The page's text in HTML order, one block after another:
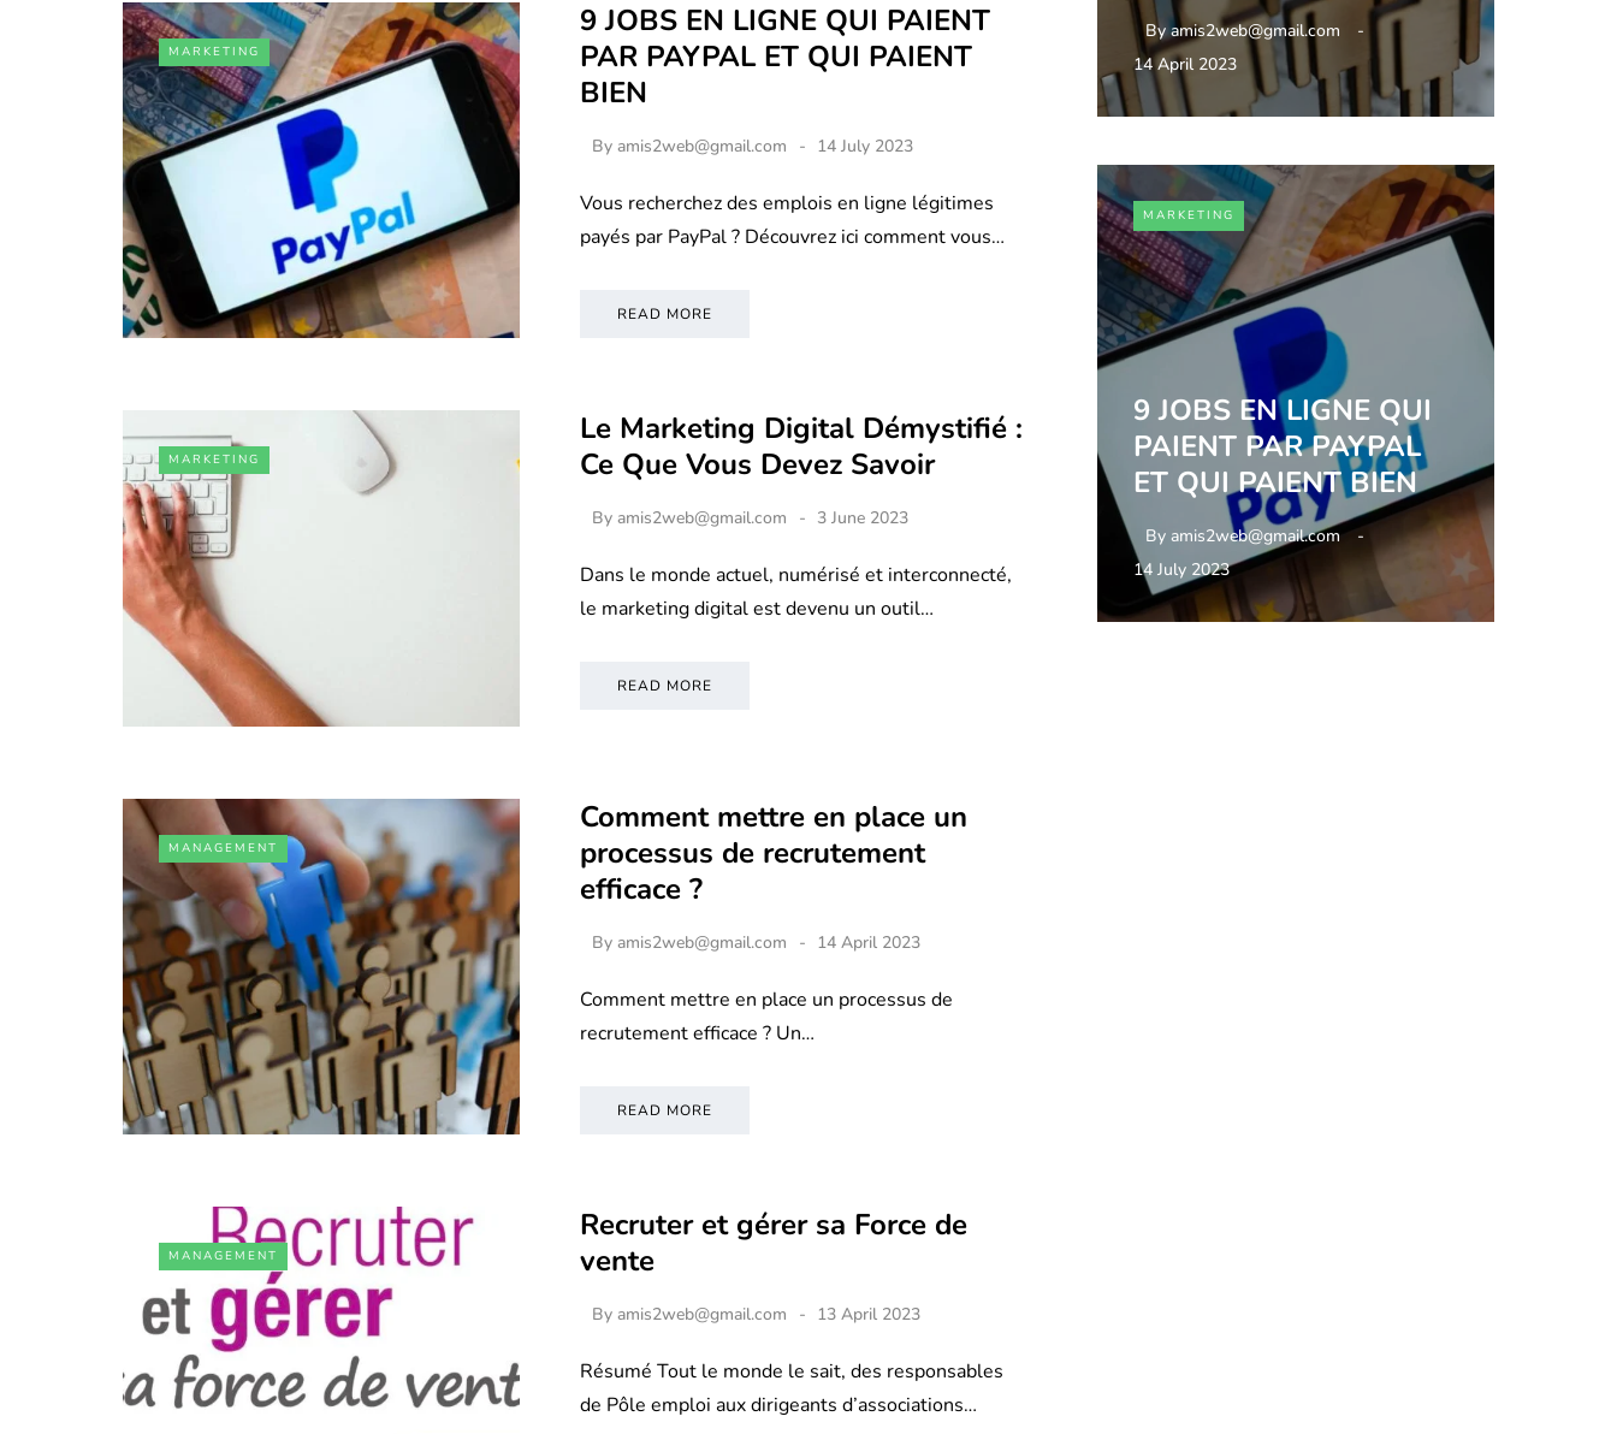
MARKETING
9 JOBS EN LIGNE QUI PAIENT
PAR PAYPAL ET QUI PAIENT
BIEN
By amis2web@gmail.com 14 July 2023
Vous recherchez des emplois en ligne légitimes
payés par PayPal ? Découvrez ici comment vous…
READ MORE
MARKETING
Le Marketing Digital Démystifié :
Ce Que Vous Devez Savoir
By amis2web@gmail.com 3 June 2023
Dans le monde actuel, numérisé et interconnecté,
le marketing digital est devenu un outil…
READ MORE
MANAGEMENT
Comment mettre en place un
processus de recrutement
efficace ?
By amis2web@gmail.com 14 April 2023
Comment mettre en place un processus de
recrutement efficace ? Un…
READ MORE
MANAGEMENT
Recruter et gérer sa Force de
vente
By amis2web@gmail.com 13 April 2023
Résumé Tout le monde le sait, des responsables
de Pôle emploi aux dirigeants d’associations…
Byamis2web@gmail.com
14 April 2023
MARKETING
9 JOBS EN LIGNE QUI
PAIENT PAR PAYPAL
ET QUI PAIENT BIEN
By amis2web@gmail.com
14 July 2023